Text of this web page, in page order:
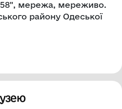
мережа, мереживо.
району Одеської